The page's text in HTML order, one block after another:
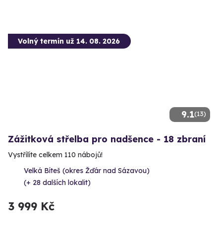
9.1(13)
Volný termín už 14. 08. 2026
Zážitková střelba pro nadšence - 18 zbraní
Vystřílíte celkem 110 nábojů!
Velká Bíteš (okres Žďár nad Sázavou)
(+ 28 dalších lokalit)
3 999 Kč